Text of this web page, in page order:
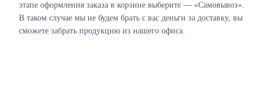
этапе оформления заказа в корзине выберите — «Самовывоз».
В таком случае мы не будем брать с вас деньги за доставку, вы
сможете забрать продукцию из нашего офиса.